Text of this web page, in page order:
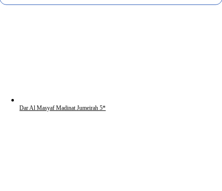
Dar Al Masyaf Madinat Jumeirah 5*